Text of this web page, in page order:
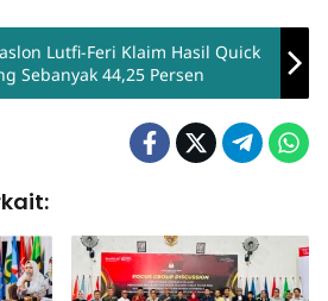
Lutfi-Feri Klaim Hasil Quick
Sebanyak 44,25 Persen